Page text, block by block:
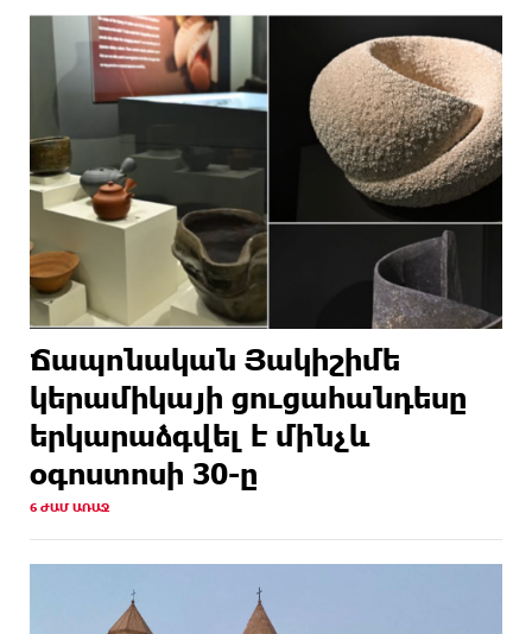
Ճապոնական Յակիշիմե
կերամիկայի ցուցահանդեսը
երկարաձգվել է մինչև
օգոստոսի 30-ը
6 ԺԱՄ ԱՌԱՋ